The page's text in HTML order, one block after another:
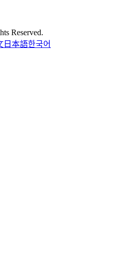
Reserved.
日本語한국어